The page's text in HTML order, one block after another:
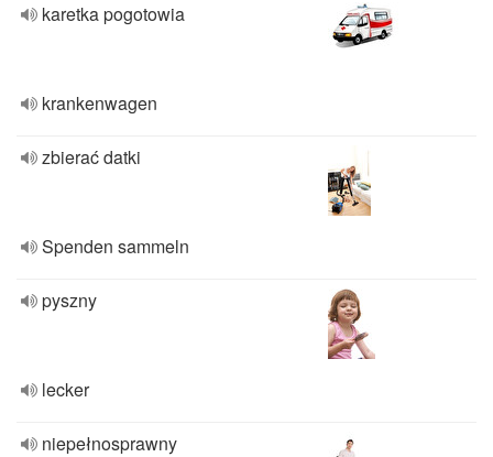
karetka pogotowia
krankenwagen
zbierać datki
Spenden sammeln
pyszny
lecker
niepełnosprawny